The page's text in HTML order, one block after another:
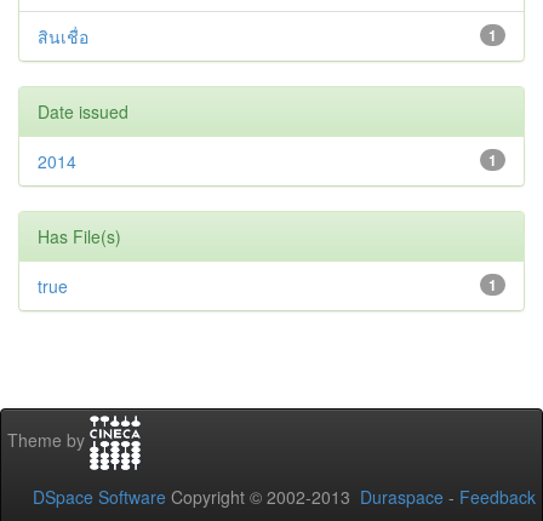
1
สินเชื่อ
Date issued
1
2014
Has File(s)
1
true
Theme by
DSpace Software Copyright © 2002-2013 Duraspace - Feedback